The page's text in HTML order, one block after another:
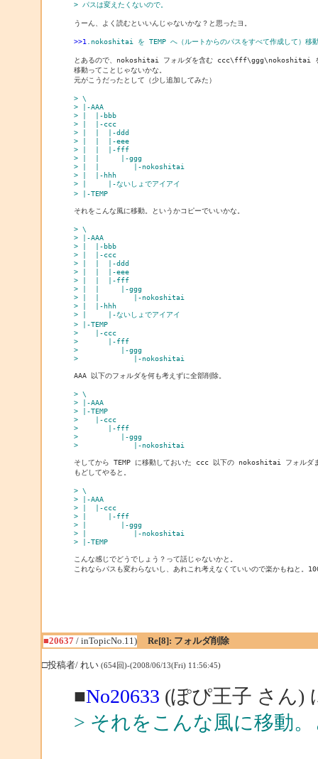
> パスは変えたくないので。
うーん、よく読むといいんじゃないかな？と思ったヨ。
>>1 .nokoshitai を TEMP へ（ルートからのパスをすべて作成して）移
とあるので、nokoshitai フォルダを含む ccc\fff\ggg\nokoshitai
移動ってことじゃないかな。
元がこうだったとして（少し追加してみた）
> \
> |-AAA
> |  |-bbb
> |  |-ccc
> |  |  |-ddd
> |  |  |-eee
> |  |  |-fff
> |  |     |-ggg
> |  |        |-nokoshitai
> |  |-hhh
> |     |-ないしょでアイアイ
> |-TEMP
それをこんな風に移動。というかコピーでいいかな。
> \
> |-AAA
> |  |-bbb
> |  |-ccc
> |  |  |-ddd
> |  |  |-eee
> |  |  |-fff
> |  |     |-ggg
> |  |        |-nokoshitai
> |  |-hhh
> |     |-ないしょでアイアイ
> |-TEMP
>    |-ccc
>       |-fff
>          |-ggg
>             |-nokoshitai
AAA 以下のフォルダを何も考えずに全部削除。
> \
> |-AAA
> |-TEMP
>    |-ccc
>       |-fff
>          |-ggg
>             |-nokoshitai
そしてから TEMP に移動しておいた ccc 以下の nokoshitai フォルダ
もどしてやると。
> \
> |-AAA
> |  |-ccc
> |     |-fff
> |        |-ggg
> |           |-nokoshitai
> |-TEMP
こんな感じでどうでしょう？って話じゃないかと。
これならパスも変わらないし、あれこれ考えなくていいので楽かもねと。
■20637/ inTopicNo.11) Re[8]: フォルダ削除
□投稿者/ れい (654回)-(2008/06/13(Fri) 11:56:45)
■No20633 (ぽぴ王子 さん)
> それをこんな風に移動